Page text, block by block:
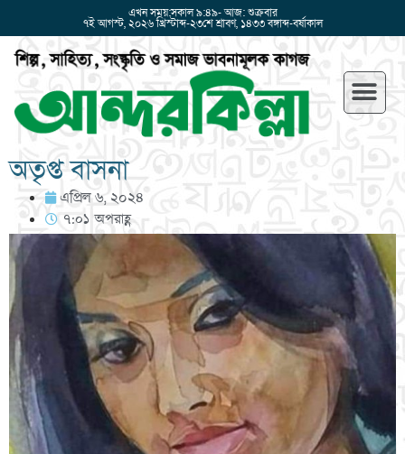
এখন সময়:সকাল ৯:৪৯- আজ: শুক্রবার
৭ই আগস্ট, ২০২৬ খ্রিস্টাব্দ-২৩শে শ্রাবণ, ১৪৩৩ বঙ্গাব্দ-বর্ষাকাল
অতৃপ্ত বাসনা
এপ্রিল ৬, ২০২৪
৭:০১ অপরাহ্ণ